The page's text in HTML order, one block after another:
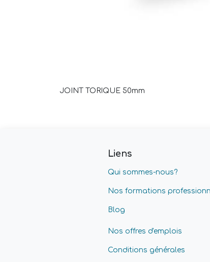
JOINT TORIQUE 50mm
Liens
Qui sommes-nous?
Nos formations
Blog
Nos offres d'emplois
Conditions générales